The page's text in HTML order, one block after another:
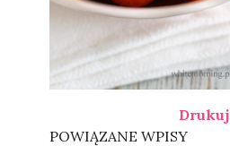
Drukuj
POWIĄZANE WPISY